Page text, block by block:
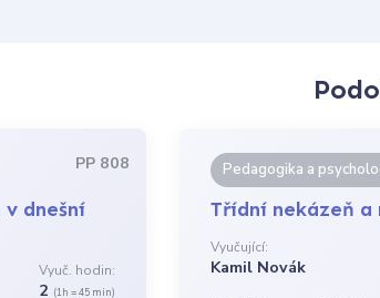
PP 808
v dnešní
Vyuč. hodin:
2 (1h = 45 min)
Pedagogika a
Třídní nekázeň a
Vyučující:
Kamil Novák